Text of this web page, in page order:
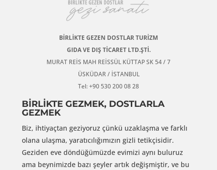
BİRLİKTE GEZEN DOSTLAR TURİZM
GIDA VE DIŞ TİCARET LTD.ŞTİ.
MURAT REİS MAH REİSSÜL KÜTTAP SK 54 / 7
ÜSKÜDAR / İSTANBUL
Tel: +90 530 200 08 28
BİRLİKTE GEZMEK, DOSTLARLA
GEZMEK
Biz, ihtiyaçtan geziyoruz çünkü uzaklaşma ve farklı
olana ulaşma, yaratıcılığımızın gizli tetikçisidir.
Geziden eve döndüğümüzde evimizi aynı buluruz
ama beynimizde bazı şeyler artık değişmiştir, ve bu